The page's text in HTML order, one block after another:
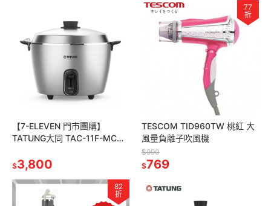
【7-ELEVEN 門市團購】
TATUNG大同 TAC-11F-MCM
$3,800
77
折
TESCOM TID960TW 桃紅 大
風量負離子吹風機
$990
$769
82
折